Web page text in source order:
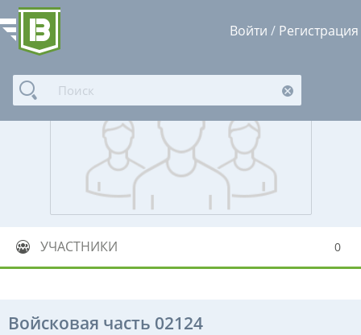
Войти / Регистрация
УЧАСТНИКИ 0
Войсковая часть 02124